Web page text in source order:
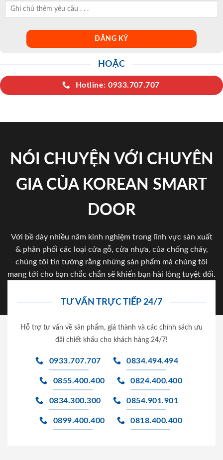
HOẶC
Hotline: 0933.707.707
NÓI CHUYỆN VỚI CHUYÊN
GIA CỦA KOREAN SMART
DOOR
Với bề dày nhiều năm kinh nghiệm trong lĩnh vực sản xuất
& phân phối các loại cửa gỗ, cửa nhựa, của chống cháy,
chúng tôi tin tưởng rằng những sản phẩm mà chúng tôi
mang tới cho bạn chắc chắn sẽ khiến bạn hài lòng tuyệt đối.
TƯ VẤN TRỰC TIẾP 24/7
Hỗ trợ tư vấn về sản phẩm, giá thành và các chính sách ưu
đãi chiết khấu cho khách hàng 24/7!
0933.707.707 0834.494.494
0855.400.400 0824.400.400
0834.300.300 0854.901.901
0899.400.400 0818.400.400